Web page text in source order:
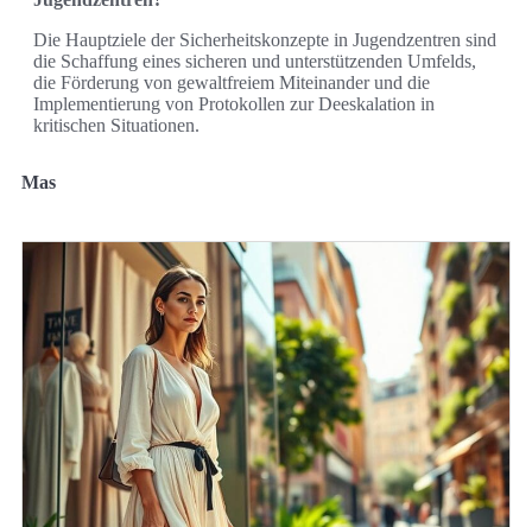
Die Hauptziele der Sicherheitskonzepte in Jugendzentren sind
die Schaffung eines sicheren und unterstützenden Umfelds,
die Förderung von gewaltfreiem Miteinander und die
Implementierung von Protokollen zur Deeskalation in
kritischen Situationen.
Mas